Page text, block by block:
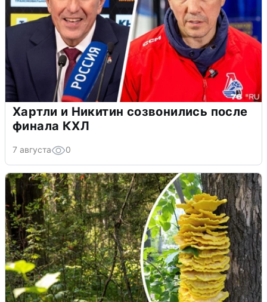
Хартли и Никитин созвонились после
финала КХЛ
7 августа 0